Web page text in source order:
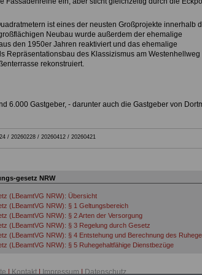
ist eines der neusten Großprojekte innerhalb
Neubau wurde außerdem der ehemalige
den 1950er Jahren reaktiviert und das ehemalige
Repräsentationsbau des Klassizismus am Westenhellweg
rekonstruiert.
6.000 Gastgeber, - darunter auch die Gastgeber von
/ 20260228 / 20260412 / 20260421
gesetz NRW
(LBeamtVG NRW): Übersicht
(LBeamtVG NRW): § 1 Geltungsbereich
(LBeamtVG NRW): § 2 Arten der Versorgung
(LBeamtVG NRW): § 3 Regelung durch Gesetz
(LBeamtVG NRW): § 4 Entstehung und Berechnung des
(LBeamtVG NRW): § 5 Ruhegehaltfähige Dienstbezüge
| Kontakt | Impressum | Datenschutz